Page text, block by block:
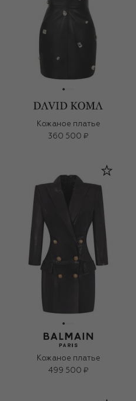
Кожаное платье
360 500 ₽
Кожаное платье
499 500 ₽